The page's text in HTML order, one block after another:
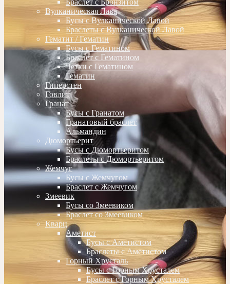
Браслет с Бронзитом
Вулканическая Лава
Бусы с Вулканической Лавой
Браслеты с Вулканической Лавой
Гематит / Гематин
Бусы с Гематином
Браслет с Гематином
Четки с Гематином
Гематин
Гиперстен
Говлит
Гранат
Бусы с Гранатом
Гранатовый браслет
Альмандин
Дюмортьерит
Бусы с Дюмортьеритом
Браслеты с Дюмортьеритом
Жемчуг
Бусы с Жемчугом
Браслет с Жемчугом
Змеевик
Бусы со Змеевиком
Браслет со Змеевиком
Кварц
Аметист
Бусы с Аметистом
Браслеты с Аметистом
Горный Хрусталь
Бусы с Горным Хрусталем
Браслет с Горным Хрусталем